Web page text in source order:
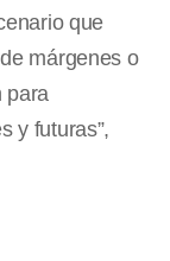
que
márgenes o
para
y futuras”,